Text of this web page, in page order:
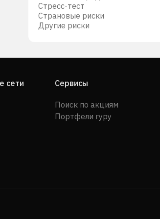
Стресс-тест
Страновые риски
Другие риски
сети Сервисы
Поиск по акциям
Портфели гуру